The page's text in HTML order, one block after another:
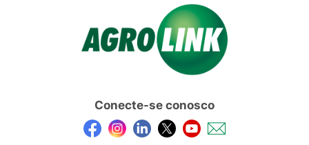
Conecte-se conosco